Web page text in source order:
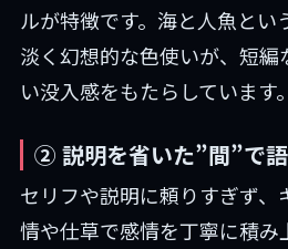
ルが特徴です。海と人魚とい
淡く幻想的な色使いが、短
い没入感をもたらしています。
② 説明を省いた”間”で
セリフや説明に頼りすぎず、
情や仕草で感情を丁寧に積み